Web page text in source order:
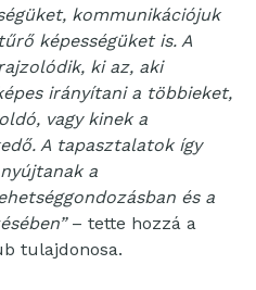
kommunikációjuk
képességüket is. A
ki az, aki
irányítani a többieket,
vagy kinek a
A tapasztalatok így
a
és a
– tette hozzá a
tulajdonosa.